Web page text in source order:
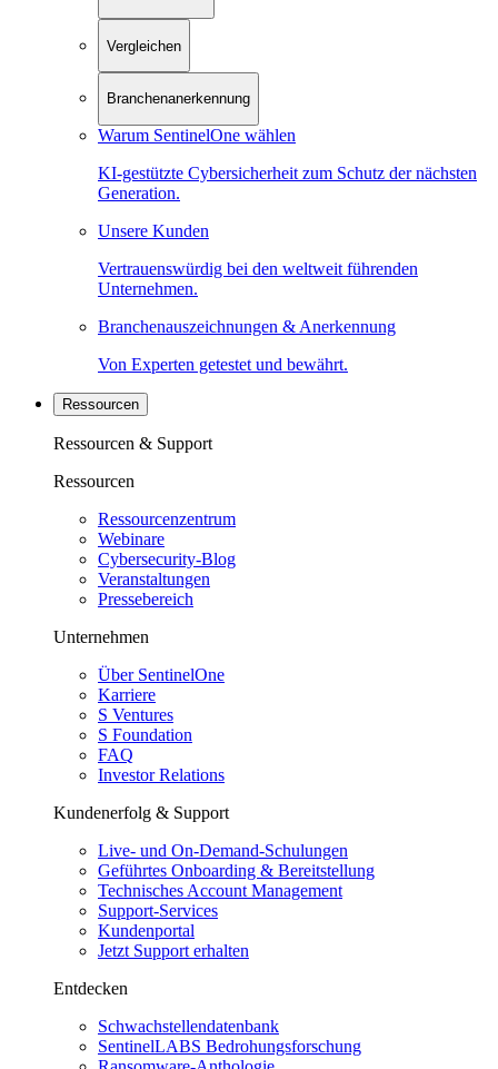
Vergleichen
Branchenanerkennung
Warum SentinelOne wählen
KI-gestützte Cybersicherheit zum Schutz der nächsten
Generation.
Unsere Kunden
Vertrauenswürdig bei den weltweit führenden
Unternehmen.
Branchenauszeichnungen & Anerkennung
Von Experten getestet und bewährt.
Ressourcen
Ressourcen & Support
Ressourcen
Ressourcenzentrum
Webinare
Cybersecurity-Blog
Veranstaltungen
Pressebereich
Unternehmen
Über SentinelOne
Karriere
S Ventures
S Foundation
FAQ
Investor Relations
Kundenerfolg & Support
Live- und On-Demand-Schulungen
Geführtes Onboarding & Bereitstellung
Technisches Account Management
Support-Services
Kundenportal
Jetzt Support erhalten
Entdecken
Schwachstellendatenbank
SentinelLABS Bedrohungsforschung